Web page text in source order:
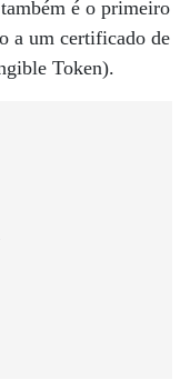
é o primeiro
a um certificado de
Token).